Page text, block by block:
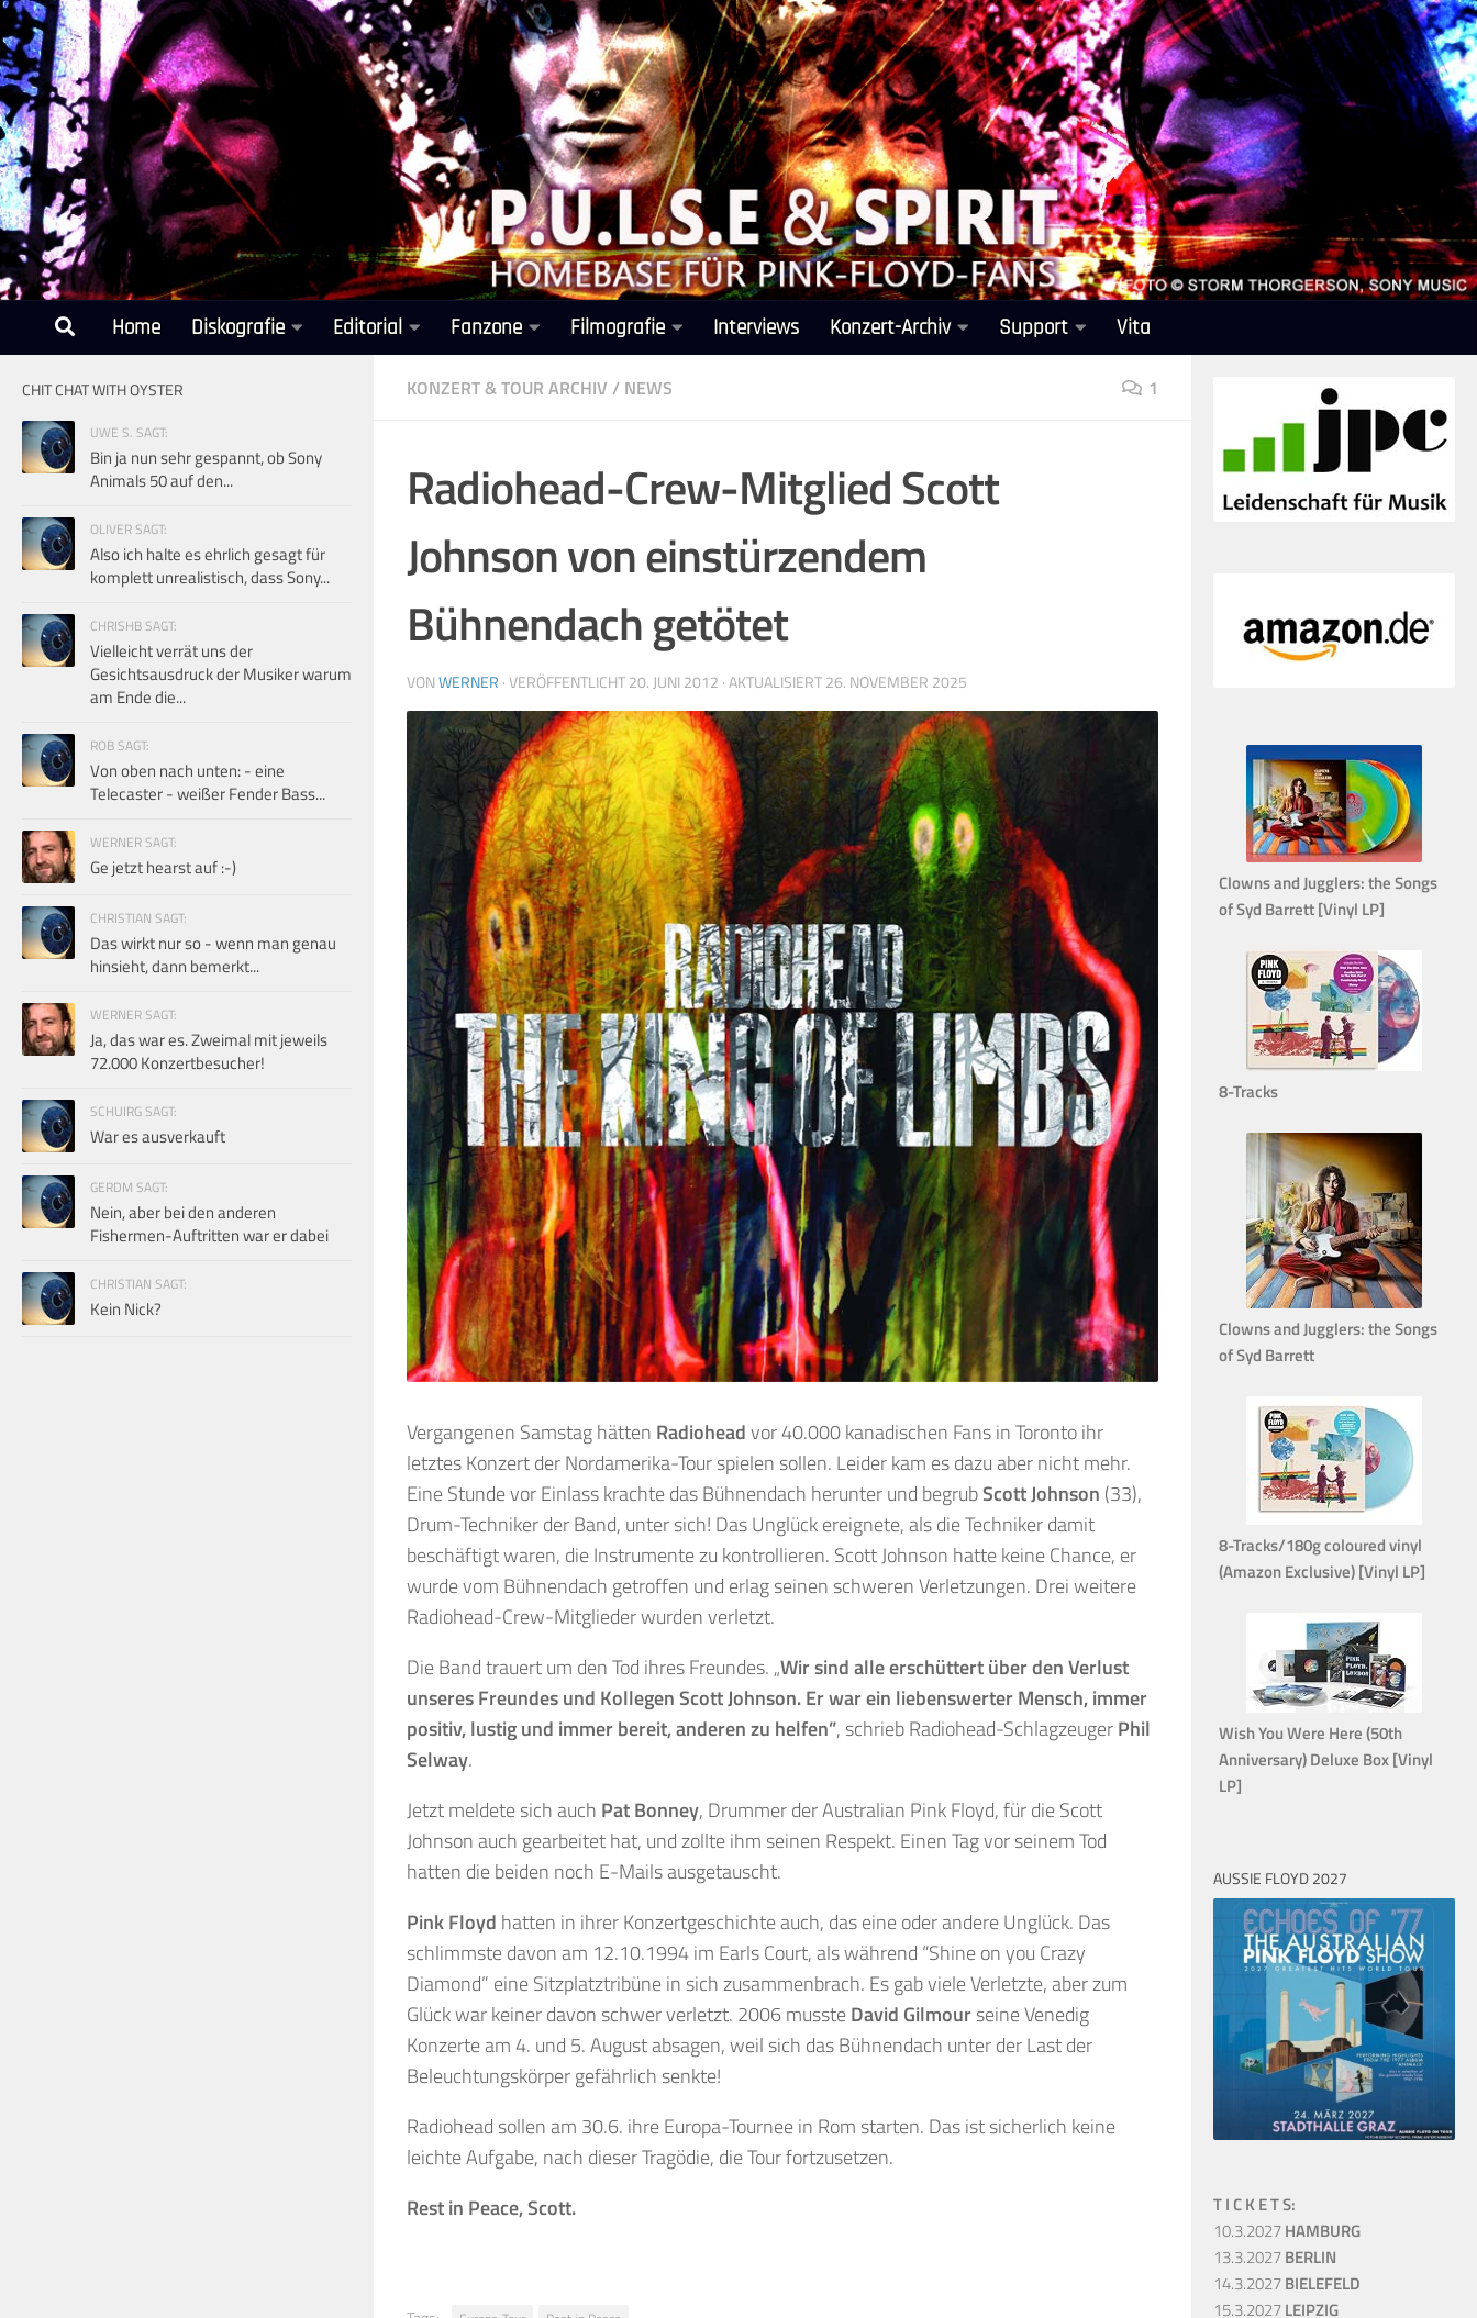
Unter dem Inhalt
Home Diskografie Editorial Fanzone Filmografie Interviews Konzert-Archiv Support Vita
KONZERT & TOUR ARCHIV / NEWS 1
Radiohead-Crew-Mitglied Scott
Johnson von einstürzendem
Bühnendach getötet
VONWERNER · VERÖFFENTLICHT20. JUNI 2012 · AKTUALISIERT26. NOVEMBER 2025
Vergangenen Samstag hätten Radioheadvor 40.000 kanadischen Fans in Toronto ihr
letztes Konzert der Nordamerika-Tour spielen sollen. Leider kam es dazu aber nicht mehr.
Eine Stunde vor Einlass krachte das Bühnendach herunter und begrubScott Johnson (33),
Drum-Techniker der Band, unter sich! Das Unglück ereignete, als die Techniker damit
beschäftigt waren, die Instrumente zu kontrollieren. Scott Johnson hatte keine Chance, er
wurde vom Bühnendach getroffen und erlag seinen schweren Verletzungen. Drei weitere
Radiohead-Crew-Mitglieder wurden verletzt.
Die Band trauert um den Tod ihres Freundes. „Wir sind alle erschüttert über den Verlust
unseres Freundes und Kollegen Scott Johnson. Er war ein liebenswerter Mensch, immer
positiv, lustig und immer bereit, anderen zu helfen”, schrieb Radiohead-SchlagzeugerPhil
Selway.
Jetzt meldete sich auch Pat Bonney, Drummer der Australian Pink Floyd, für die Scott
Johnson auch gearbeitet hat, und zollte ihm seinen Respekt. Einen Tag vor seinem Tod
hatten die beiden noch E-Mails ausgetauscht.
Pink Floyd hatten in ihrer Konzertgeschichte auch, das eine oder andere Unglück. Das
schlimmste davon am 12.10.1994 im Earls Court, als während “Shine on you Crazy
Diamond” eine Sitzplatztribüne in sich zusammenbrach. Es gab viele Verletzte, aber zum
Glück war keiner davon schwer verletzt. 2006 mussteDavid Gilmourseine Venedig
Konzerte am 4. und 5. August absagen, weil sich das Bühnendach unter der Last der
Beleuchtungskörper gefährlich senkte!
Radiohead sollen am 30.6. ihre Europa-Tournee in Rom starten. Das ist sicherlich keine
leichte Aufgabe, nach dieser Tragödie, die Tour fortzusetzen.
Rest in Peace, Scott.
CHIT CHAT WITH OYSTER
UWE S. SAGT:
Bin ja nun sehr gespannt, ob Sony
Animals 50 auf den...
OLIVER SAGT:
Also ich halte es ehrlich gesagt für
komplett unrealistisch, dass Sony...
CHRISHB SAGT:
Vielleicht verrät uns der
Gesichtsausdruck der Musiker warum
am Ende die...
ROB SAGT:
Von oben nach unten: - eine
Telecaster - weißer Fender Bass...
WERNER SAGT:
Ge jetzt hearst auf :-)
CHRISTIAN SAGT:
Das wirkt nur so - wenn man genau
hinsieht, dann bemerkt...
WERNER SAGT:
Ja, das war es. Zweimal mit jeweils
72.000 Konzertbesucher!
SCHUIRG SAGT:
War es ausverkauft
GERDM SAGT:
Nein, aber bei den anderen
Fishermen-Auftritten war er dabei
CHRISTIAN SAGT:
Kein Nick?
Clowns and Jugglers: the Songs
of Syd Barrett [Vinyl LP]
8-Tracks
Clowns and Jugglers: the Songs
of Syd Barrett
8-Tracks/180g coloured vinyl
(Amazon Exclusive) [Vinyl LP]
Wish You Were Here (50th
Anniversary) Deluxe Box [Vinyl
LP]
AUSSIE FLOYD 2027
T I C K E T S:
10.3.2027HAMBURG
13.3.2027BERLIN
14.3.2027BIELEFELD
15.3.2027LEIPZIG